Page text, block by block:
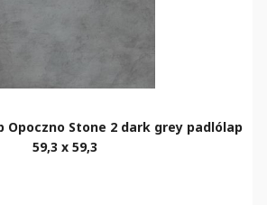
Opoczno Stone 2 dark grey padlólap
59,3 x 59,3